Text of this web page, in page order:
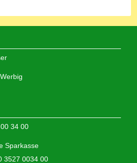
34 00
Sparkasse
3527 0034 00